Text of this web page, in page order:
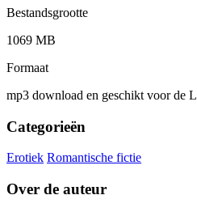
Bestandsgrootte
1069 MB
Formaat
mp3 download en geschikt voor de
Categorieën
Erotiek Romantische fictie
Over de auteur